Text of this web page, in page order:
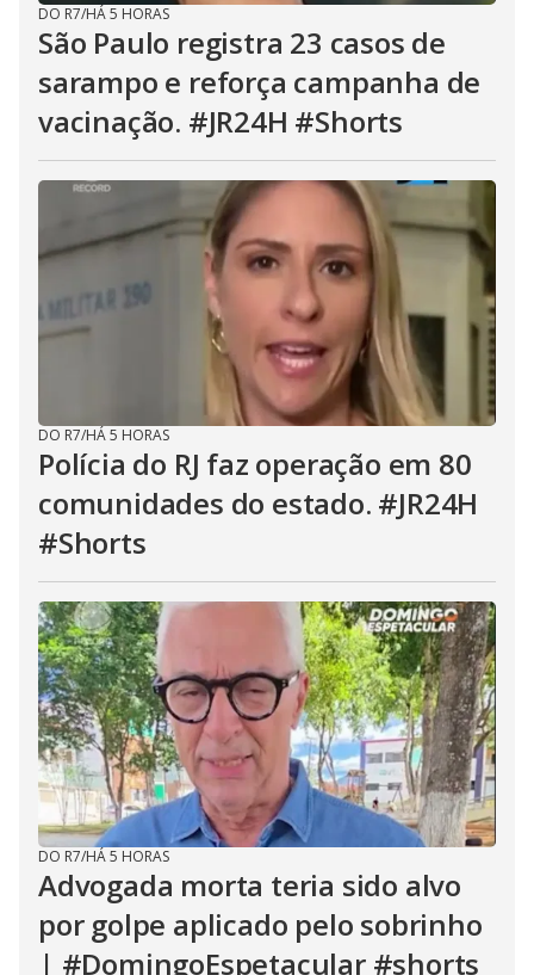
DO R7/HÁ 5 HORAS
São Paulo registra 23 casos de
sarampo e reforça campanha de
vacinação. #JR24H #Shorts
DO R7/HÁ 5 HORAS
Polícia do RJ faz operação em 80
comunidades do estado. #JR24H
#Shorts
DO R7/HÁ 5 HORAS
Advogada morta teria sido alvo
por golpe aplicado pelo sobrinho
| #DomingoEspetacular #shorts